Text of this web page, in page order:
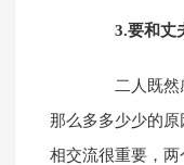
3.要和丈夫
二人既然感
那么多多少少的
相交流很重要，